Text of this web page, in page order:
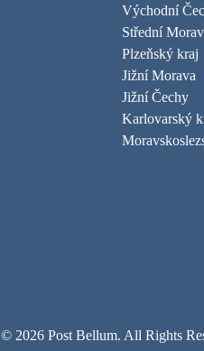
Východní
Střední
Plzeňský kraj
Jižní Morava
Jižní Čechy
Karlovarský
© 2026 Post Bellum. All Rights